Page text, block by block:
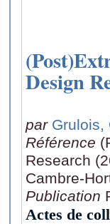
Design
par Grulois,
Référence
Research
Cambre-
Publication
Actes de